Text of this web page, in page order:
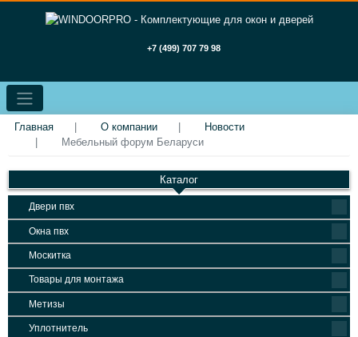
+7 (499) 707 79 98
Главная О компании
Новости
Мебельный форум Беларуси
Каталог
Двери пвх
Окна пвх
Москитка
Товары для монтажа
Метизы
Уплотнитель